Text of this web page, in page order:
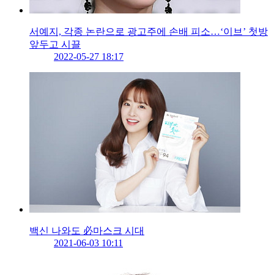
서예지, 각종 논란으로 광고주에 손배 피소…‘이브’ 첫방
앞두고 시끌
2022-05-27 18:17
백신 나와도 必마스크 시대
2021-06-03 10:11